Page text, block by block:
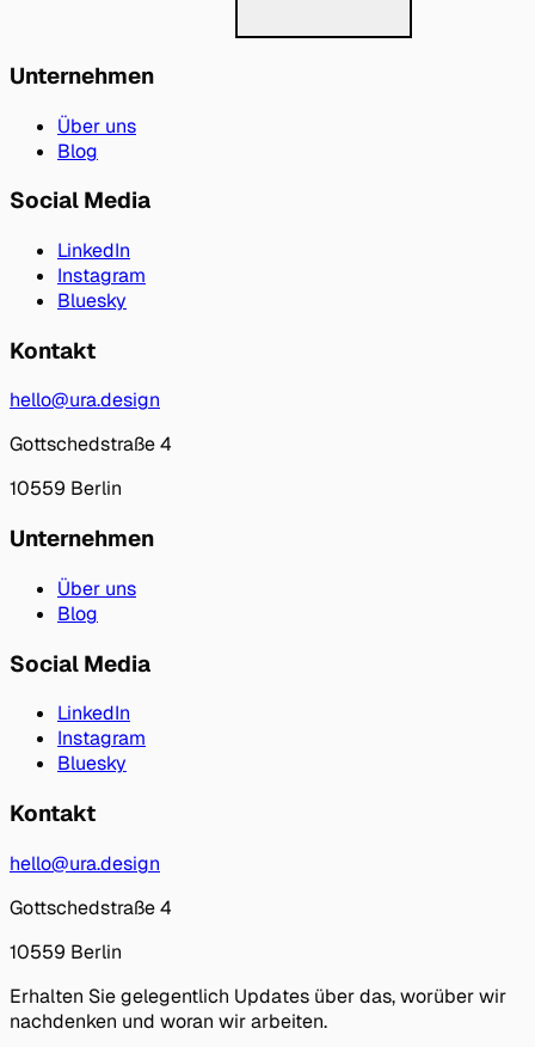
Unternehmen
Über uns
Blog
Social Media
LinkedIn
Instagram
Bluesky
Kontakt
hello@ura.design
Gottschedstraße 4
10559 Berlin
Unternehmen
Über uns
Blog
Social Media
LinkedIn
Instagram
Bluesky
Kontakt
hello@ura.design
Gottschedstraße 4
10559 Berlin
Erhalten Sie gelegentlich Updates über das, worüber wir
nachdenken und woran wir arbeiten.